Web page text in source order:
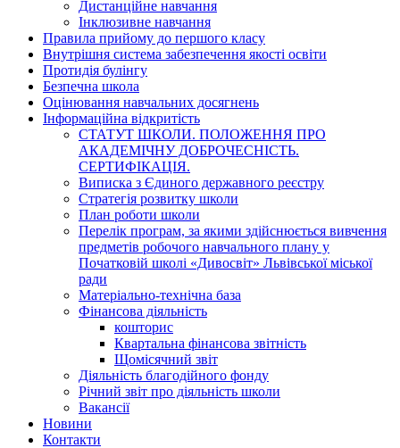
Дистанційне навчання
Інклюзивне навчання
Правила прийому до першого класу
Внутрішня система забезпечення якості освіти
Протидія булінгу
Безпечна школа
Оцінювання навчальних досягнень
Інформаційна відкритість
СТАТУТ ШКОЛИ. ПОЛОЖЕННЯ ПРО
АКАДЕМІЧНУ ДОБРОЧЕСНІСТЬ.
СЕРТИФІКАЦІЯ.
Виписка з Єдиного державного реєстру
Стратегія розвитку школи
План роботи школи
Перелік програм, за якими здійснюється вивчення
предметів робочого навчального плану у
Початковій школі «Дивосвіт» Львівської міської
ради
Матеріально-технічна база
Фінансова діяльність
кошторис
Квартальна фінансова звітність
Щомісячний звіт
Діяльність благодійного фонду
Річний звіт про діяльність школи
Вакансії
Новини
Контакти